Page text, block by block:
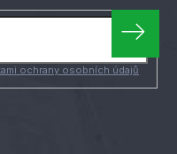
ochrany osobních údajů